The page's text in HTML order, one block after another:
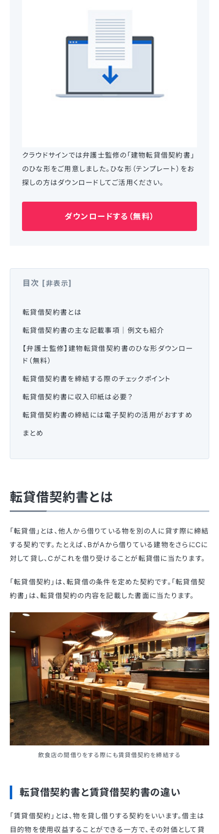
クラウドサインでは弁護士監修の「建物転貸借契約書」
のひな形をご用意しました。ひな形（テンプレート）をお
探しの方はダウンロードしてご活用ください。
ダウンロードする（無料）
目次 [非表示]
転貸借契約書とは
転貸借契約書の主な記載事項｜例文も紹介
【弁護士監修】建物転貸借契約書のひな形ダウンロー
ド（無料）
転貸借契約書を締結する際のチェックポイント
転貸借契約書に収入印紙は必要？
転貸借契約書の締結には電子契約の活用がおすすめ
まとめ
転貸借契約書とは
「転貸借」とは、他人から借りている物を別の人に貸す際に締結
する契約です。たとえば、BがAから借りている建物をさらにCに
対して貸し、Cがこれを借り受けることが転貸借に当たります。
「転貸借契約」は、転貸借の条件を定めた契約です。「転貸借契
約書」は、転貸借契約の内容を記載した書面に当たります。
飲食店の間借りをする際にも賃貸借契約を締結する
転貸借契約書と賃貸借契約書の違い
「賃貸借契約」とは、物を貸し借りする契約をいいます。借主は
目的物を使用収益することができる一方で、その対価として貸